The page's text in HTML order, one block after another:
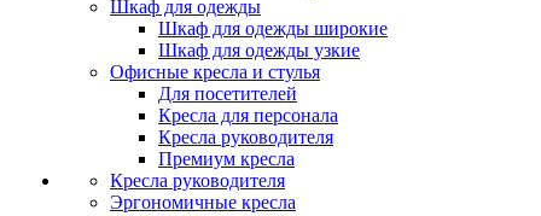
Шкаф для одежды
Шкаф для одежды широкие
Шкаф для одежды узкие
Офисные кресла и стулья
Для посетителей
Кресла для персонала
Кресла руководителя
Премиум кресла
Кресла руководителя
Эргономичные кресла